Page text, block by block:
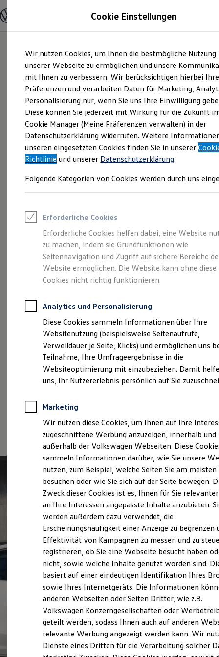
Hauptinhalt
springen
Footer
springen
Modelle und Konfigurator
Modelle vergleichen
Elektroautos
ENERGY Sondermodelle
Nutzfahrzeuge
SUV und CUV
Familienautos
Kombis
Kompaktwagen
Sportwagen
Schnell verfügbare Fahrzeuge
Angebote und Produkte
Aktuelle Angebote
E-Auto-Förderung
Volkswagen Marktplatz
Junge Gebrauchtwagen und Gebrauchtwagen
Saisonangebote
Leasing
Leasing-Angebote
Gebrauchtwagen Leasing
Junge Gebrauchtwagen-Leasing
Elektroauto Leasing
Kleinwagen-Leasing
Leasing ohne Anzahlung
Autokredit mit Schlussrate
Versicherungen und Garantien
Kfz-Versicherung
Restschuldversicherungen
Garantien
Wartungsverträge
Geschäftskunden
Professional Class bei Volkswagen
Großkunden
Behörden
Anpfiff zum Gewinn
Elektroautos
ID. Tutorials
Elektrofahrzeugkonzepte
Reichweite
Reichweite der ID. Modelle
Reichweite im Winter
Laden
Laden unterwegs
Laden Zuhause
Ladezeitensimulator
Batterie
Sicherheit
Garantie und Lebensdauer
Nachhaltigkeit
Technologie
Kosten und Kauf
Verbrauchskosten
Kaufoptionen
E-Auto-Förderung
Software und Konnektivität
Die ID. Software 6
ID. Software Versionen und Updates
Digitale Extras
Schnittstellen zu Ihrem ID.
Sportlich. Flexibel.
Komfortabel.
Entdecken Sie den
T‑Roc!
(Impressum & Rechtliches)
Cookie Einstellungen
Wir nutzen Cookies, um Ihnen die bestmögliche Nutzung
unserer Webseite zu ermöglichen und unsere
mit Ihnen zu verbessern. Wir berücksichtigen hierbei Ihre
Präferenzen und verarbeiten Daten für Marketing,
Personalisierung nur, wenn Sie uns Ihre Einwilligung
Diese können Sie jederzeit mit Wirkung für die Zukunft
Cookie Manager (Meine Präferenzen verwalten) in der
Datenschutzerklärung widerrufen. Weitere
unseren eingesetzten Cookies finden Sie in unserer
Richtlinie und unserer Datenschutzerklärung.
Folgende Kategorien von Cookies werden durch uns
Erforderliche Cookies
Erforderliche Cookies helfen dabei, eine Website
zu machen, indem sie Grundfunktionen wie
Seitennavigation und Zugriff auf sichere Bereiche
Website ermöglichen. Die Website kann ohne diese
Cookies nicht richtig funktionieren.
Analytics und Personalisierung
Diese Cookies sammeln Informationen über Ihre
Websitenutzung (beispielsweise Seitenaufrufe,
Verweildauer je Seite, Klicks) und ermöglichen uns
Teilnahme, Ihre Umfrageergebnisse in die
Websiteoptimierung mit einzubeziehen. Damit
uns, Ihr Nutzererlebnis persönlich auf Sie
Marketing
Wir nutzen diese Cookies, um Ihnen auf Ihre
zugeschnittene Werbung anzuzeigen, innerhalb und
außerhalb der Volkswagen Webseiten. Diese
sammeln Informationen darüber, wie Sie unsere
nutzen, zum Beispiel, welche Seiten Sie am meisten
besuchen oder wie Sie sich auf der Seite bewegen.
Zweck dieser Cookies ist es, Ihnen für Sie
an Ihre Interessen angepasste Inhalte anzubieten.
werden außerdem dazu verwendet, die
Erscheinungshäufigkeit einer Anzeige zu begrenzen
Effektivität von Kampagnen zu messen und zu
registrieren, ob Sie eine Webseite besucht haben
nicht, sowie welche Inhalte genutzt worden sind.
basiert auf einer eindeutigen Identifikation Ihres
sowie Ihres Internetgeräts. Die Informationen
anderen Webseiten oder Seiten Dritter, wie z.B.
Volkswagen Konzerngesellschaften oder
geteilt werden, sodass Ihnen auch auf anderen
relevante Werbung angezeigt werden kann. Wir
Dienste eines Dritten für die Verarbeitung solcher